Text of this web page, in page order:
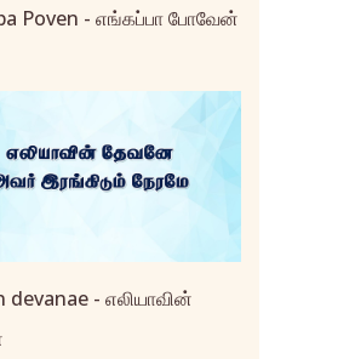
Poven - எங்கப்பா போவேன்
devanae - எலியாவின்